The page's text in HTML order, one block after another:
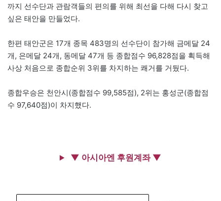
까지 선수단과 관람객들의 편의를 위해 최선을 다해 다시 찾고
싶은 태안을 만들었다.
한편 태안군은 17개 종목 483명의 선수단이 참가해 금메달 24
개, 은메달 24개, 동메달 47개 등 종합점수 96,828점을 획득해
사상 처음으로 종합순위 3위를 차지하는 쾌거를 거뒀다.
종합우승은 천안시(종합점수 99,585점), 2위는 홍성군(종합점
수 97,640점)이 차지했다.
▼ 아시아엔 후원계좌 ▼